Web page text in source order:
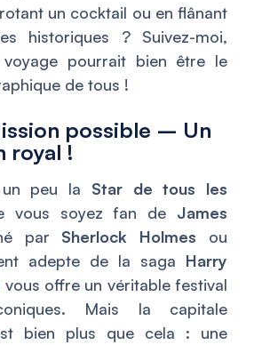
un cocktail ou en flânant
historiques ? Suivez-moi,
pourrait bien être le
de tous !
possible – Un
royal !
un peu la Star de tous les
vous soyez fan de James
par Sherlock Holmes ou
adepte de la saga Harry
vous offre un véritable festival
Mais la capitale
bien plus que cela : une